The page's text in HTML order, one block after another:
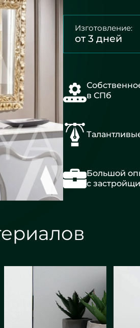
Изготовление:
от 3 дней
в СПб
Большой
с